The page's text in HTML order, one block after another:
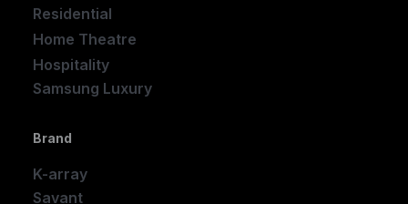
Residential
Home Theatre
Hospitality
Samsung Luxury
Brand
K-array
Savant